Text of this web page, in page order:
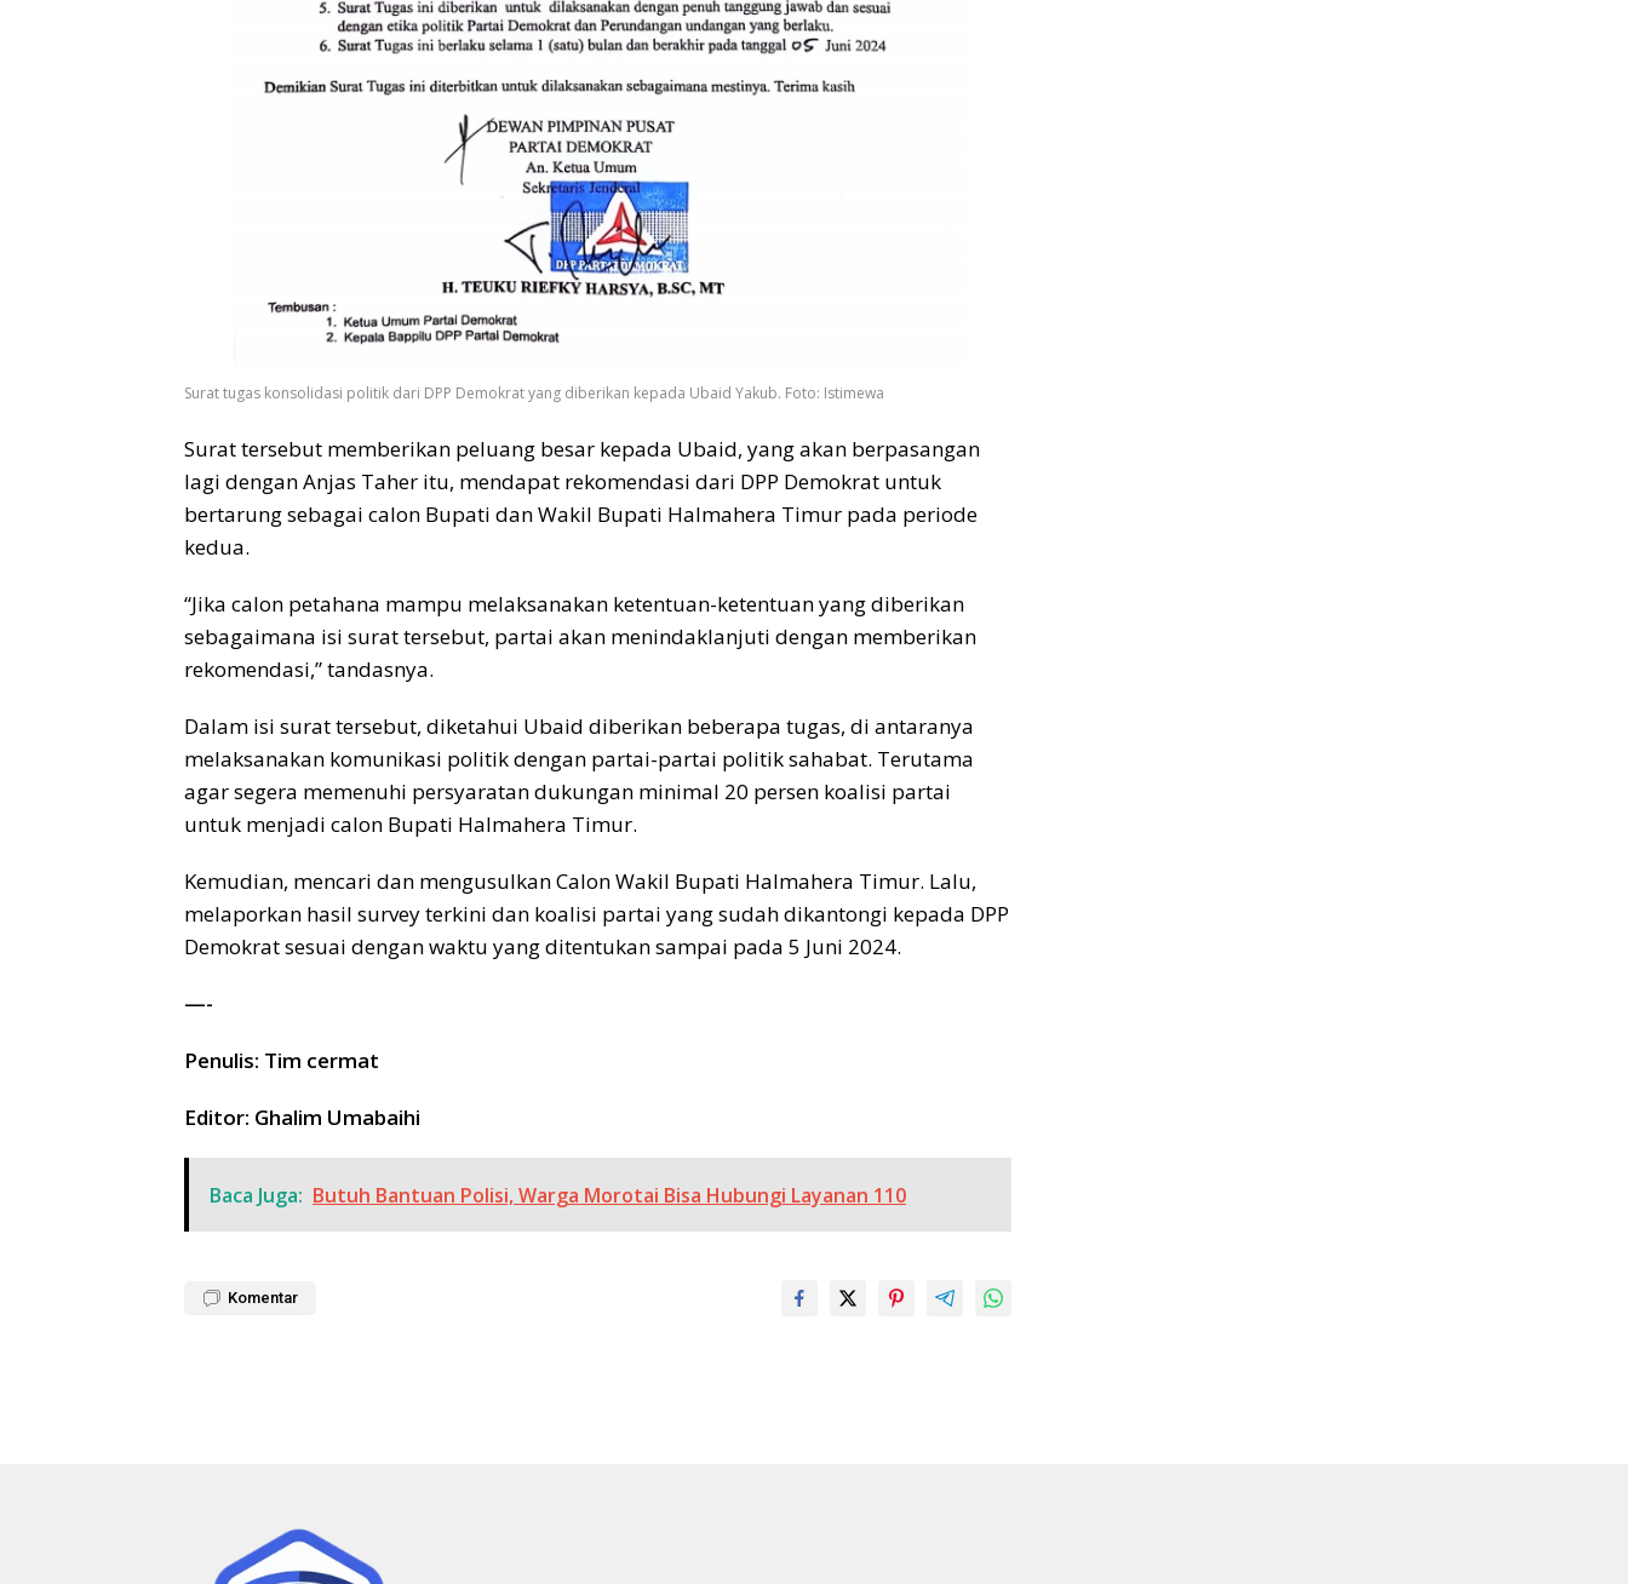
Surat tugas konsolidasi politik dari DPP Demokrat yang diberikan kepada Ubaid Yakub. Foto: Istimewa
Surat tersebut memberikan peluang besar kepada Ubaid, yang akan berpasangan
lagi dengan Anjas Taher itu, mendapat rekomendasi dari DPP Demokrat untuk
bertarung sebagai calon Bupati dan Wakil Bupati Halmahera Timur pada periode
kedua.
“Jika calon petahana mampu melaksanakan ketentuan-ketentuan yang diberikan
sebagaimana isi surat tersebut, partai akan menindaklanjuti dengan memberikan
rekomendasi,” tandasnya.
Dalam isi surat tersebut, diketahui Ubaid diberikan beberapa tugas, di antaranya
melaksanakan komunikasi politik dengan partai-partai politik sahabat. Terutama
agar segera memenuhi persyaratan dukungan minimal 20 persen koalisi partai
untuk menjadi calon Bupati Halmahera Timur.
Kemudian, mencari dan mengusulkan Calon Wakil Bupati Halmahera Timur. Lalu,
melaporkan hasil survey terkini dan koalisi partai yang sudah dikantongi kepada DPP
Demokrat sesuai dengan waktu yang ditentukan sampai pada 5 Juni 2024.
—-
Penulis: Tim cermat
Editor: Ghalim Umabaihi
Baca Juga: Butuh Bantuan Polisi, Warga Morotai Bisa Hubungi Layanan 110
Komentar